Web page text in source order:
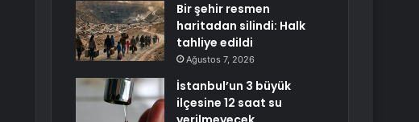
Bir şehir resmen
haritadan silindi: Halk
tahliye edildi
Ağustos 7, 2026
İstanbul’un 3 büyük
ilçesine 12 saat su